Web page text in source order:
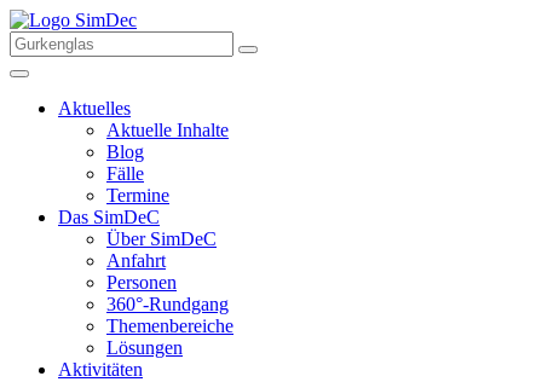
Aktuelles
Aktuelle Inhalte
Blog
Fälle
Termine
Das SimDeC
Über SimDeC
Anfahrt
Personen
360°-Rundgang
Themenbereiche
Lösungen
Aktivitäten